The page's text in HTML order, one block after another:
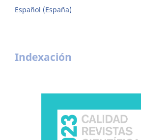
Español (España)
Indexación